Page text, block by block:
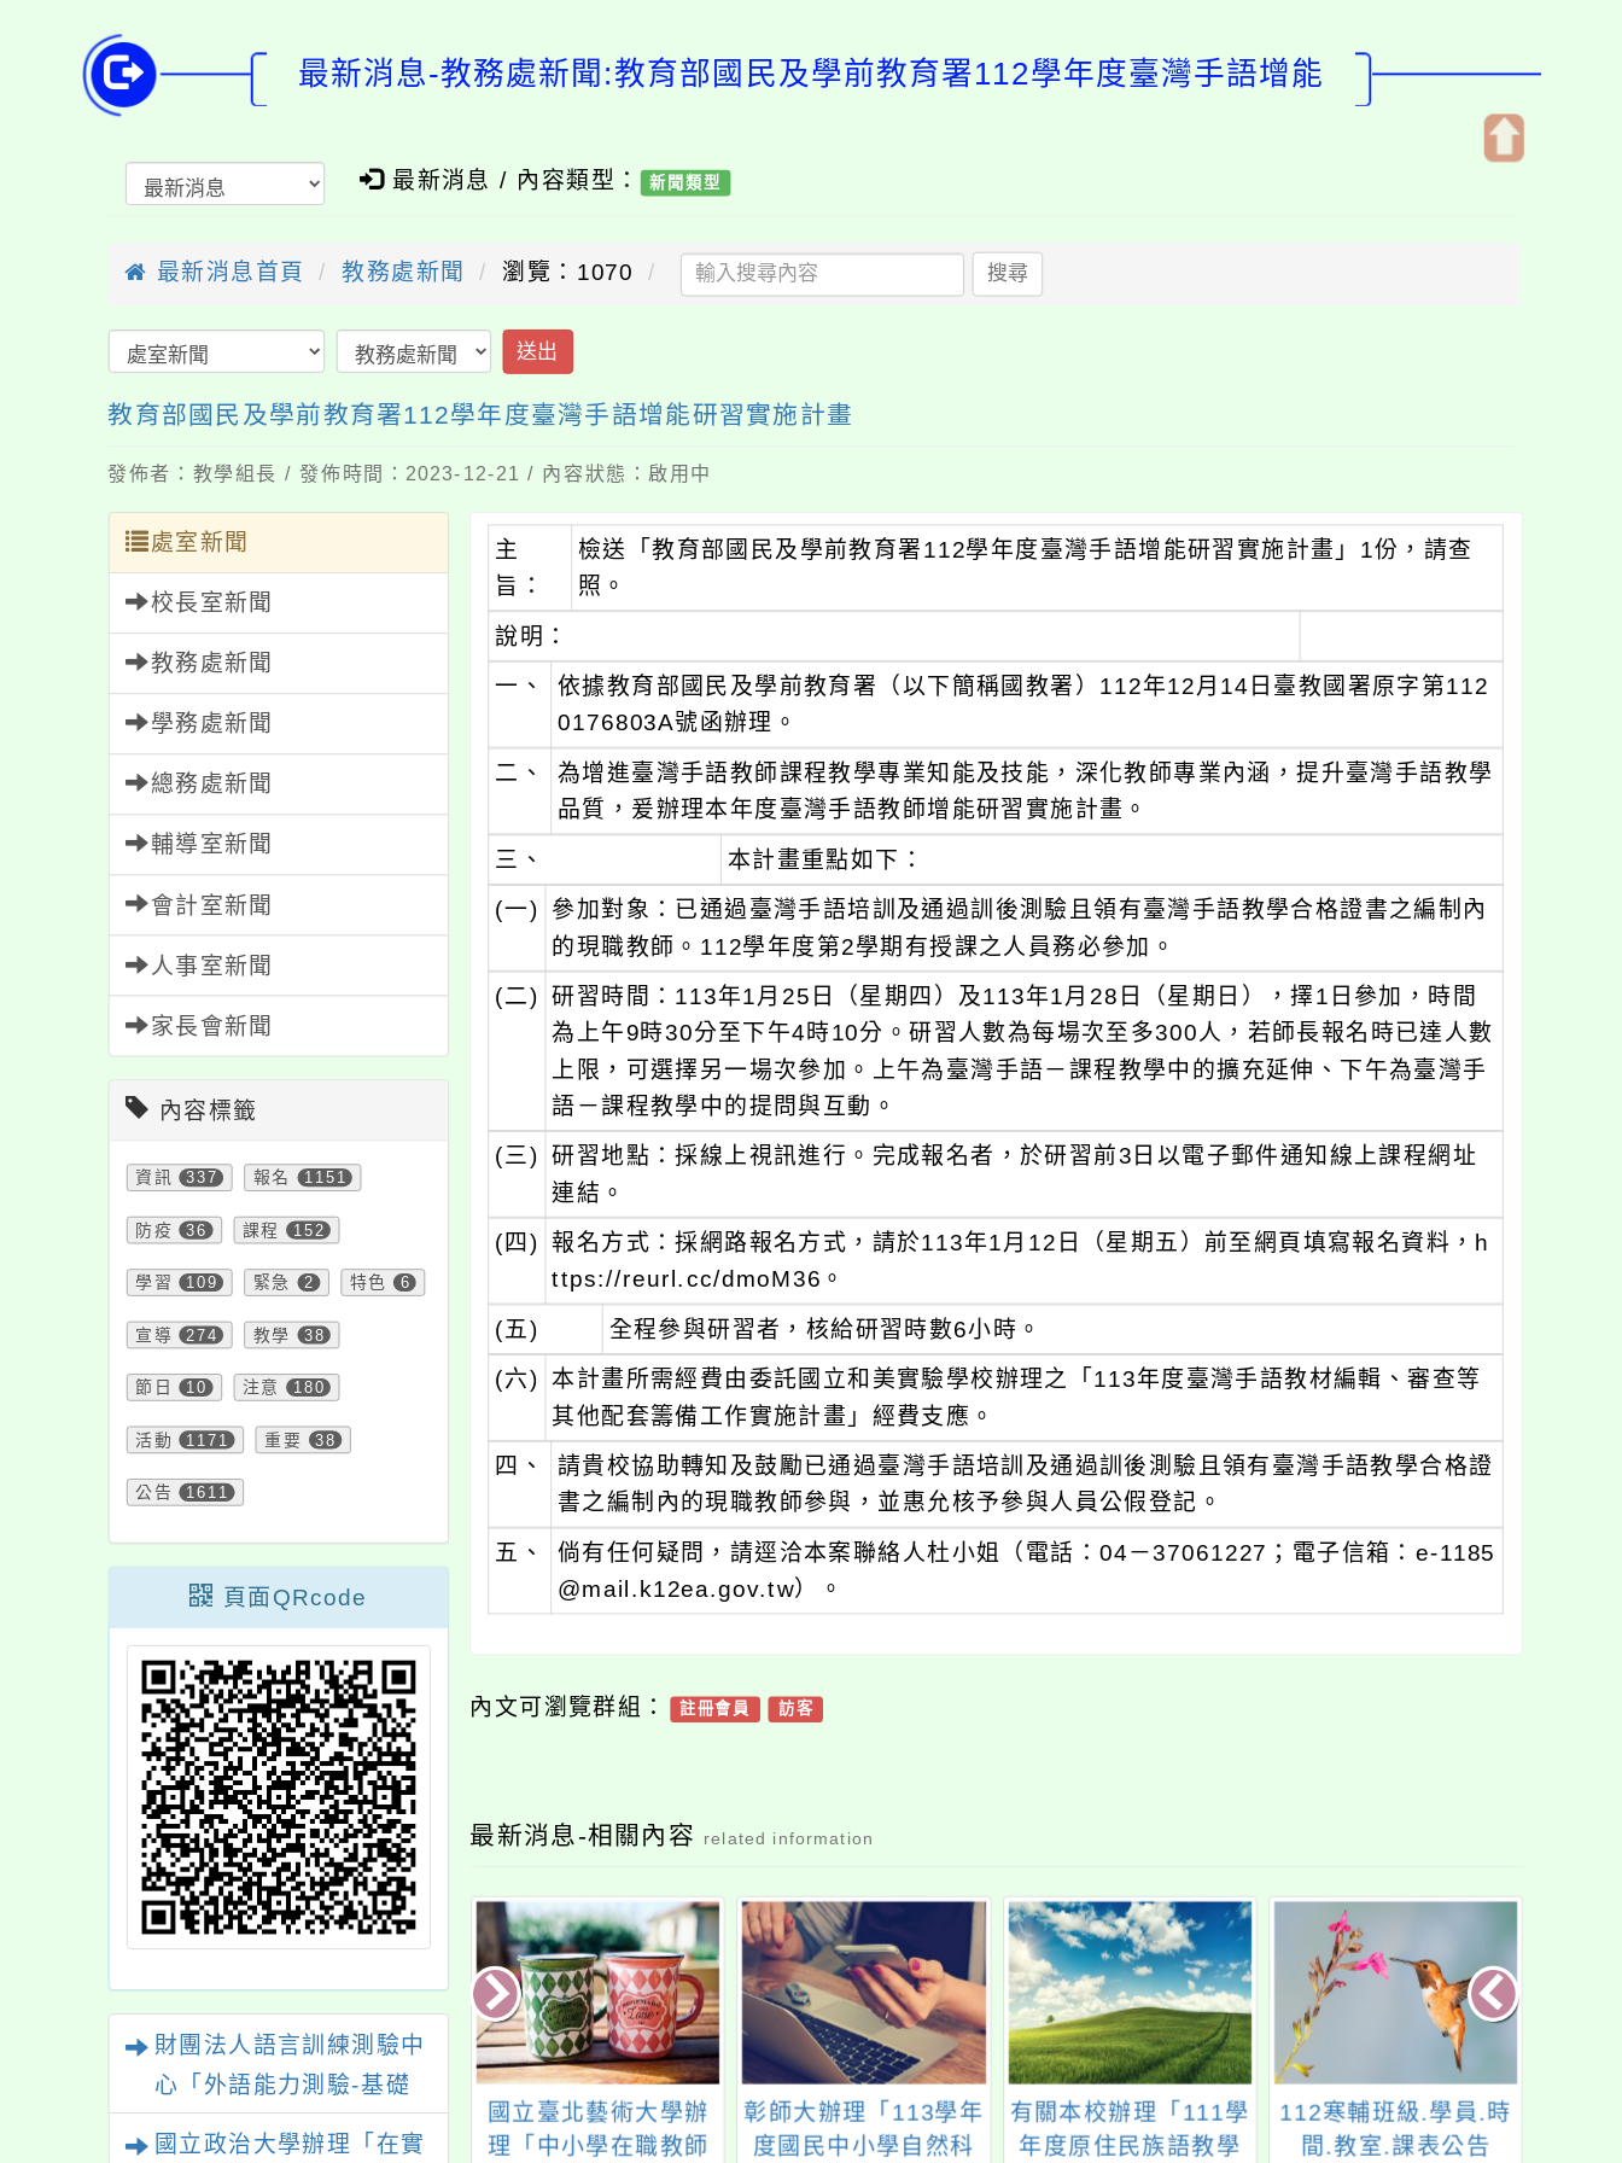
最新消息-教務處新聞:教育部國民及學前教育署112學年度臺灣手語增能
最新消息 / 內容類型： 新聞類型
最新消息首頁 教務處新聞 瀏覽：1070 搜尋
送出
教育部國民及學前教育署112學年度臺灣手語增能研習實施計畫
發佈者：教學組長 / 發佈時間：2023-12-21 / 內容狀態：啟用中
處室新聞
校長室新聞
教務處新聞
學務處新聞
總務處新聞
輔導室新聞
會計室新聞
人事室新聞
家長會新聞
內容標籤
資訊 337 報名 1151
防疫 36 課程 152
學習 109 緊急 2 特色 6
宣導 274 教學 38
節日 10 注意 180
活動 1171 重要 38
公告 1611
頁面QRcode
財團法人語言訓練測驗中
心「外語能力測驗-基礎
國立政治大學辦理「在實
主
旨：
檢送「教育部國民及學前教育署112學年度臺灣手語增能研習實施計畫」1份，請查
照。
說明：
一、
依據教育部國民及學前教育署（以下簡稱國教署）112年12月14日臺教國署原字第112
0176803A號函辦理。
二、 為增進臺灣手語教師課程教學專業知能及技能，深化教師專業內涵，提升臺灣手語教學
品質，爰辦理本年度臺灣手語教師增能研習實施計畫。
三、
本計畫重點如下：
(一)
參加對象：已通過臺灣手語培訓及通過訓後測驗且領有臺灣手語教學合格證書之編制內
的現職教師。112學年度第2學期有授課之人員務必參加。
(二) 研習時間：113年1月25日（星期四）及113年1月28日（星期日），擇1日參加，時間
為上午9時30分至下午4時10分。研習人數為每場次至多300人，若師長報名時已達人數
上限，可選擇另一場次參加。上午為臺灣手語－課程教學中的擴充延伸、下午為臺灣手
語－課程教學中的提問與互動。
(三) 研習地點：採線上視訊進行。完成報名者，於研習前3日以電子郵件通知線上課程網址
連結。
(四) 報名方式：採網路報名方式，請於113年1月12日（星期五）前至網頁填寫報名資料，h
ttps://reurl.cc/dmoM36。
(五)
全程參與研習者，核給研習時數6小時。
(六) 本計畫所需經費由委託國立和美實驗學校辦理之「113年度臺灣手語教材編輯、審查等
其他配套籌備工作實施計畫」經費支應。
四、
請貴校協助轉知及鼓勵已通過臺灣手語培訓及通過訓後測驗且領有臺灣手語教學合格證
書之編制內的現職教師參與，並惠允核予參與人員公假登記。
五、 倘有任何疑問，請逕洽本案聯絡人杜小姐（電話：04－37061227；電子信箱：e-1185
@mail.k12ea.gov.tw）。
內文可瀏覽群組： 註冊會員 訪客
最新消息-相關內容 related information
臺灣師範大學
年提升國中小女
國立臺中教育大學辦
理「112年度沉浸式族
國立臺北藝術大學辦
理「中小學在職教師
彰師大辦理「113學年
度國民中小學自然科
有關本校辦理「111學
年度原住民族語教學
112寒輔班級.學員.時
間.教室.課表公告